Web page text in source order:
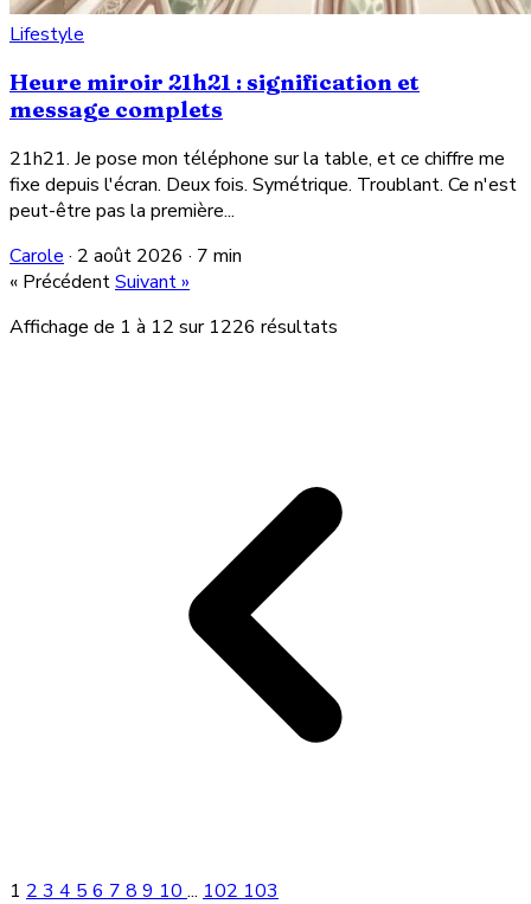
Lifestyle
Heure miroir 21h21 : signification et
message complets
21h21. Je pose mon téléphone sur la table, et ce chiffre me
fixe depuis l'écran. Deux fois. Symétrique. Troublant. Ce n'est
peut-être pas la première...
Carole · 2 août 2026 · 7 min
« PrécédentSuivant »
Affichage de 1 à 12 sur 1226 résultats
1 2 3 4 5 6 7 8 9 10 ... 102 103